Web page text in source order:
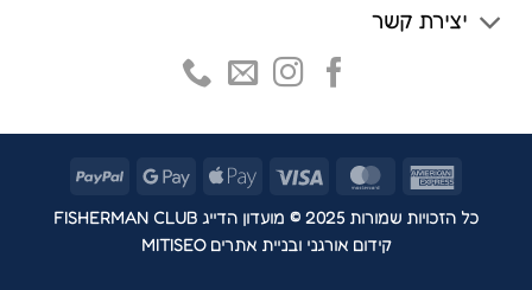
יצירת קשר
American
MasterCard
Visa
Apple
Google
PayPal
כל הזכויות שמורות 2025 © מועדון הדייג FISHERMAN CLUB
קידום אורגני ובניית אתרים MITISEO